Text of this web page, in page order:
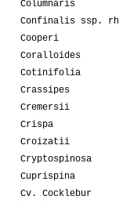
Columnaris
Confinalis ssp.
Cooperi
Coralloides
Cotinifolia
Crassipes
Cremersii
Crispa
Croizatii
Cryptospinosa
Cuprispina
Cv. Cocklebur